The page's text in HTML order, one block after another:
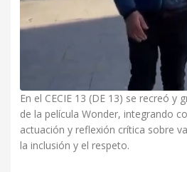
En el CECIE 13 (DE 13) se recreó y
de la película Wonder, integrando
actuación y reflexión crítica sobre
la inclusión y el respeto.